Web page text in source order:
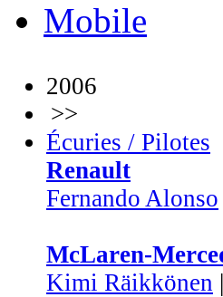
Mobile
2006
>>
Écuries / Pilotes
Renault
Fernando Alonso
McLaren-
Kimi Räikkönen |